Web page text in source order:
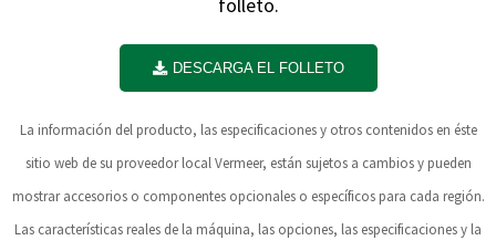
DESCARGA EL FOLLETO
La información del producto, las especificaciones y otros contenidos en éste
sitio web de su proveedor local Vermeer, están sujetos a cambios y pueden
mostrar accesorios o componentes opcionales o específicos para cada región.
Las características reales de la máquina, las opciones, las especificaciones y la